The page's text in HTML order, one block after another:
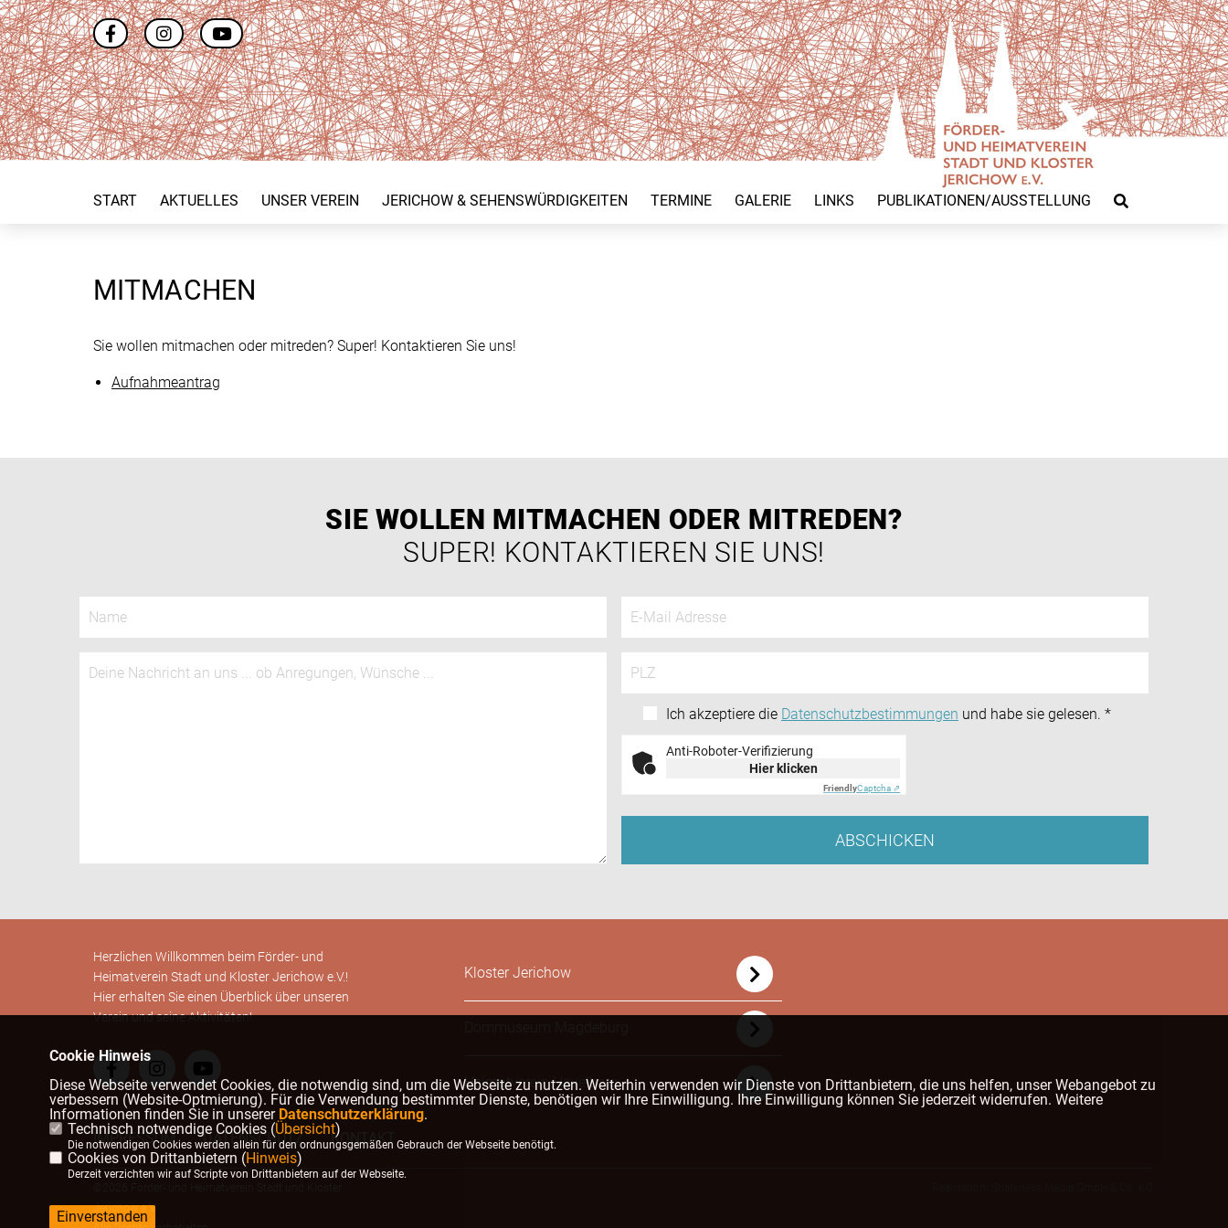
START AKTUELLES UNSER VEREIN JERICHOW & SEHENSWÜRDIGKEITEN TERMINE GALERIE LINKS PUBLIKATIONEN/AUSSTELLUNG
MITMACHEN
Sie wollen mitmachen oder mitreden? Super! Kontaktieren Sie uns!
Aufnahmeantrag
SIE WOLLEN MITMACHEN ODER MITREDEN?
SUPER! KONTAKTIEREN SIE UNS!
Ich akzeptiere die Datenschutzbestimmungen und habe sie gelesen. *
Anti-Roboter-Verifizierung
Hier klicken
FriendlyCaptcha ⇗
ABSCHICKEN
Herzlichen Willkommen beim Förder- und
Heimatverein Stadt und Kloster Jerichow e.V.!
Hier erhalten Sie einen Überblick über unseren
Verein und seine Aktivitäten!
IMPRESSUM DATENSCHUTZ KONTAKT
Kloster Jerichow
Heimatverein Havelberg
Jerichow e.V.
Cookie Hinweis
Diese Webseite verwendet Cookies, die notwendig sind, um die Webseite zu nutzen. Weiterhin verwenden wir Dienste von Drittanbietern, die uns helfen, unser Webangebot zu
verbessern (Website-Optmierung). Für die Verwendung bestimmter Dienste, benötigen wir Ihre Einwilligung. Ihre Einwilligung können Sie jederzeit widerrufen. Weitere
Informationen finden Sie in unserer Datenschutzerklärung.
Technisch notwendige Cookies (Übersicht)
Die notwendigen Cookies werden allein für den ordnungsgemäßen Gebrauch der Webseite benötigt.
Cookies von Drittanbietern (Hinweis)
Derzeit verzichten wir auf Scripte von Drittanbietern auf der Webseite.
Einverstanden